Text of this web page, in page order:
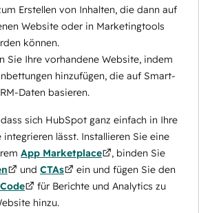
Erstellen von Inhalten, die dann auf
Website oder in Marketingtools
können.
Sie Ihre vorhandene Website, indem
hinzufügen, die auf Smart-
Daten basieren.
sich HubSpot ganz einfach in Ihre
lässt. Installieren Sie eine
App Marketplace
, binden Sie
und CTAs
ein und fügen Sie den
für Berichte und Analytics zu
hinzu.